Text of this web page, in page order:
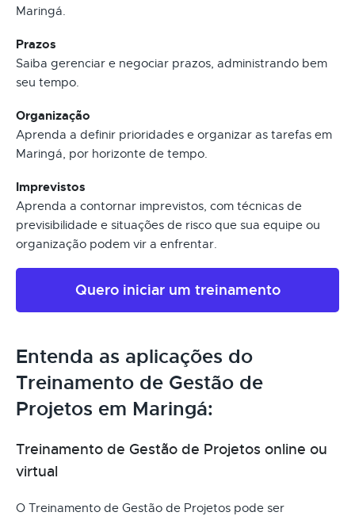
Maringá.
Prazos
Saiba gerenciar e negociar prazos, administrando bem
seu tempo.
Organização
Aprenda a definir prioridades e organizar as tarefas em
Maringá, por horizonte de tempo.
Imprevistos
Aprenda a contornar imprevistos, com técnicas de
previsibilidade e situações de risco que sua equipe ou
organização podem vir a enfrentar.
Quero iniciar um treinamento
Entenda as aplicações do
Treinamento de Gestão de
Projetos em Maringá:
Treinamento de Gestão de Projetos online ou
virtual
O Treinamento de Gestão de Projetos pode ser